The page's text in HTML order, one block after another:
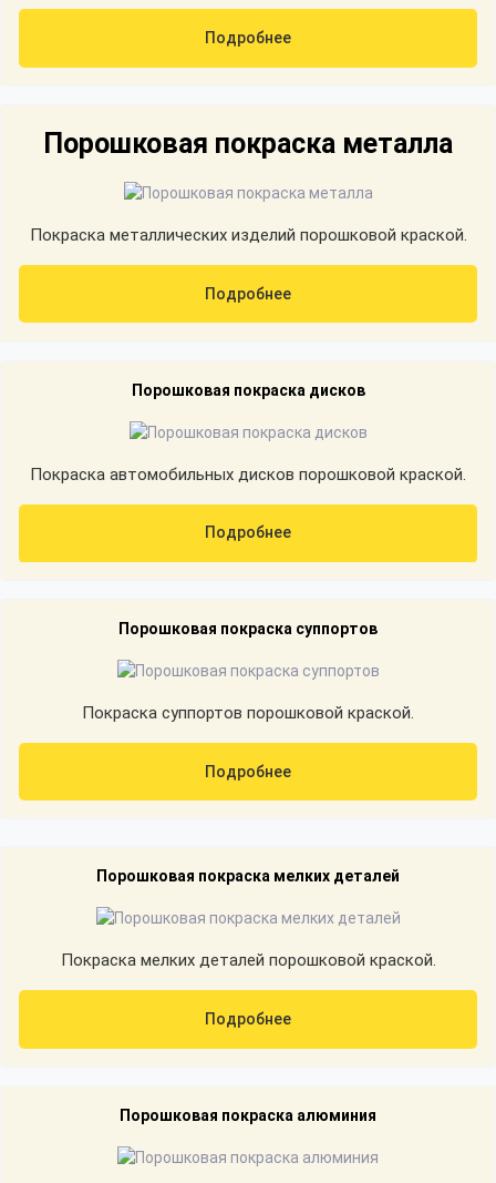
Подробнее
Порошковая покраска металла
Покраска металлических изделий порошковой краской.
Подробнее
Порошковая покраска дисков
Покраска автомобильных дисков порошковой краской.
Подробнее
Порошковая покраска суппортов
Покраска суппортов порошковой краской.
Подробнее
Порошковая покраска мелких деталей
Покраска мелких деталей порошковой краской.
Подробнее
Порошковая покраска алюминия